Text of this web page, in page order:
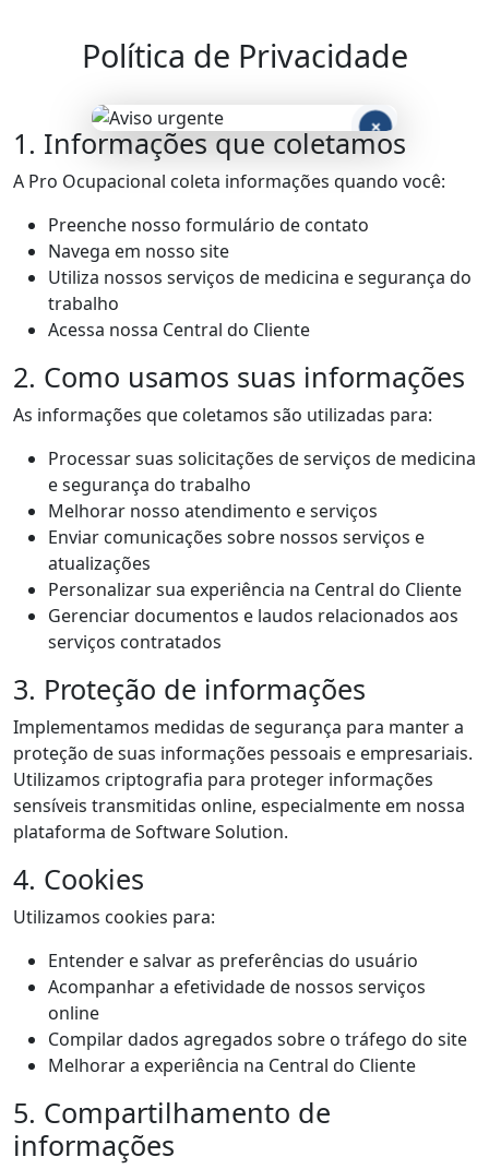
Política de Privacidade
1. Informações que coletamos
A Pro Ocupacional coleta informações quando você:
Preenche nosso formulário de contato
Navega em nosso site
Utiliza nossos serviços de medicina e segurança do
trabalho
Acessa nossa Central do Cliente
2. Como usamos suas informações
As informações que coletamos são utilizadas para:
Processar suas solicitações de serviços de medicina
e segurança do trabalho
Melhorar nosso atendimento e serviços
Enviar comunicações sobre nossos serviços e
atualizações
Personalizar sua experiência na Central do Cliente
Gerenciar documentos e laudos relacionados aos
serviços contratados
3. Proteção de informações
Implementamos medidas de segurança para manter a
proteção de suas informações pessoais e empresariais.
Utilizamos criptografia para proteger informações
sensíveis transmitidas online, especialmente em nossa
plataforma de Software Solution.
4. Cookies
Utilizamos cookies para:
Entender e salvar as preferências do usuário
Acompanhar a efetividade de nossos serviços
online
Compilar dados agregados sobre o tráfego do site
Melhorar a experiência na Central do Cliente
5. Compartilhamento de
informações
×